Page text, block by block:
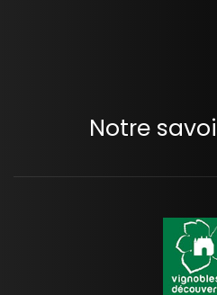
Notre